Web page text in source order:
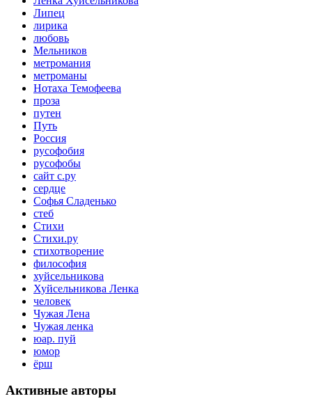
Липец
лирика
любовь
Мельников
метромания
метроманы
Нотаха Темофеева
проза
путен
Путь
Россия
русофобия
русофобы
сайт с.ру
сердце
Софья Сладенько
стеб
Стихи
Стихи.ру
стихотворение
философия
хуйсельникова
Хуйсельникова Ленка
человек
Чужая Лена
Чужая ленка
юар. пуй
юмор
ёрш
Активные авторы